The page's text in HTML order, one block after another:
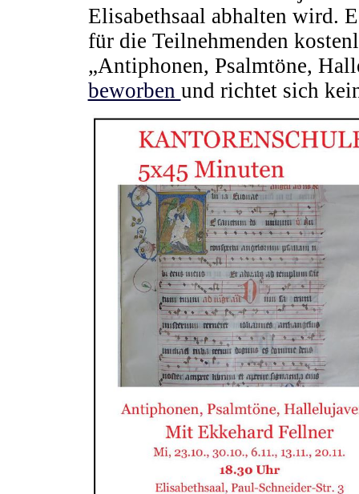
Elisabethsaal abhalten wird.
für die Teilnehmenden
„Antiphonen, Psalmtöne,
beworben und richtet sich